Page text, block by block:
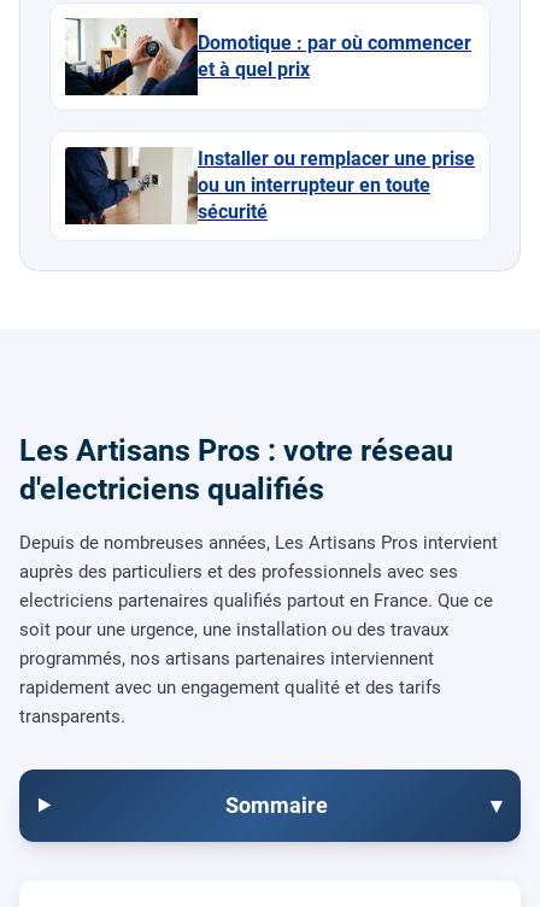
Domotique : par où commencer
et à quel prix
Installer ou remplacer une prise
ou un interrupteur en toute
sécurité
Les Artisans Pros : votre réseau
d'electriciens qualifiés
Depuis de nombreuses années, Les Artisans Pros intervient
auprès des particuliers et des professionnels avec ses
electriciens partenaires qualifiés partout en France. Que ce
soit pour une urgence, une installation ou des travaux
programmés, nos artisans partenaires interviennent
rapidement avec un engagement qualité et des tarifs
transparents.
Sommaire ▾